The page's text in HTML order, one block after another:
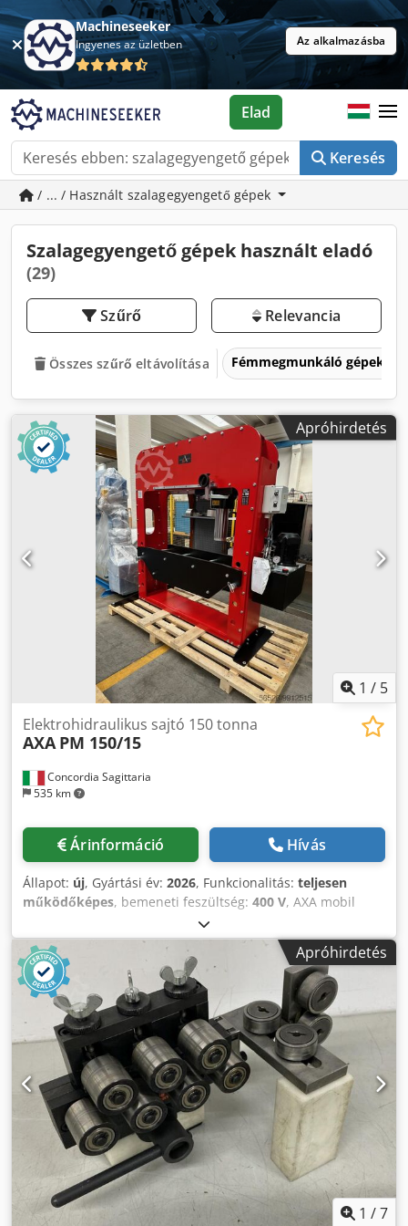
Machineseeker
Ingyenes az üzletben Az alkalmazásba
Keresés
Elad
/ ... / Használt szalagegyengető gépek
Szalagegyengető gépek használt eladó
(29)
Szűrő Relevancia
Összes szűrő eltávolítása Fémmegmunkáló gépek és
Apróhirdetés
1 / 5
Concordia Sagittaria
535 km
Elektrohidraulikus sajtó 150 tonna
AXA PM 150/15
Árinformáció Hívás
Állapot: új, Gyártási év: 2026, Funkcionalitás: teljesen
működőképes, bemeneti feszültség: 400 V, AXA mobil
hengeres elektrohidraulikus prés. Nyomóerő: 150 tonna.
Automatikus kétsebességes működés, gyors üzemmóddal.
Speciális villamos vezérlőszekrény gyors/lassú váltóval
egykezes irányításhoz. Mozgatható henger, keresztirányú
úthossz: 816 mm. Belső távolság (oszloptól oszlopig): 1500
mm. Dugattyú lökethossz: 300 mm. 1 db AXA PM150/15
típusú mobil dugattyús elektrohidraulikus prés – ÚJ, "CE"
minősítéssel. – Automatikus kétsebességes működés gyors
üzemmóddal. – Tartozék speciális villamos vezérlőszekrény
gyors/lassú átkapcsolóval, egykezes vezérléshez. – Műszaki
adatlap mellékelve. Műszaki adatok: - Nyomóerő: 150 tonna
- Henger lökethossz: 300 mm - Belső szélesség: 1504 mm -
Közelítési sebesség (gyors): 1450 mm/perc -
Munkasebesség (lassú): 105 mm/perc - Dugattyúrúd
lökethossz: 300 mm - Dugattyúrúd átmérő: 110 mm - Orsó
átmérő: M30 mm - Tartály űrtartalma: 50 liter - Max.
Apróhirdetés
1 /7